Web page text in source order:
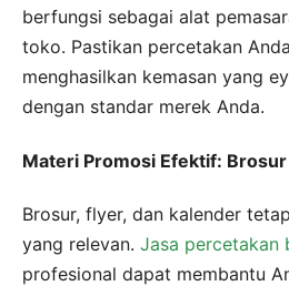
berfungsi sebagai alat
toko. Pastikan percetakan
menghasilkan kemasan yang
dengan standar merek Anda.
Materi Promosi Efektif:
Brosur, flyer, dan kalender
yang relevan. Jasa percetakan
profesional dapat membantu